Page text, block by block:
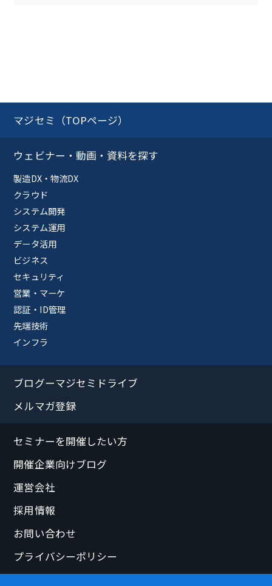
マジセミ（TOPページ）
ウェビナー・動画・資料を探す
製造DX・物流DX
クラウド
システム開発
システム運用
データ活用
ビジネス
セキュリティ
営業・マーケ
認証・ID管理
先端技術
インフラ
ブログーマジセミドライブ
メルマガ登録
セミナーを開催したい方
開催企業向けブログ
運営会社
採用情報
お問い合わせ
プライバシーポリシー